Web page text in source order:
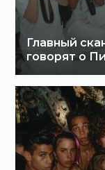
Главный
говорят о